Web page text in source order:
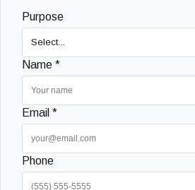
Purpose
Name *
Email *
Phone